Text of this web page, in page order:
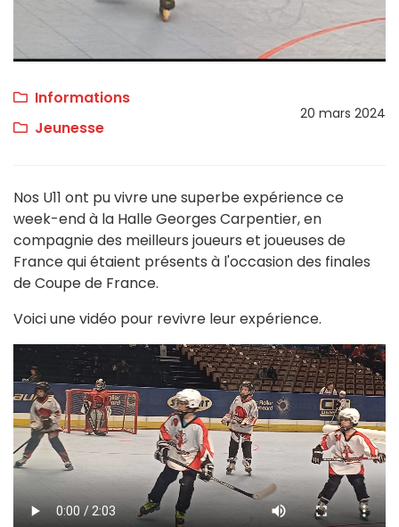
Informations
Jeunesse
20 mars 2024
Nos U11 ont pu vivre une superbe expérience ce
week-end à la Halle Georges Carpentier, en
compagnie des meilleurs joueurs et joueuses de
France qui étaient présents à l'occasion des finales
de Coupe de France.
Voici une vidéo pour revivre leur expérience.